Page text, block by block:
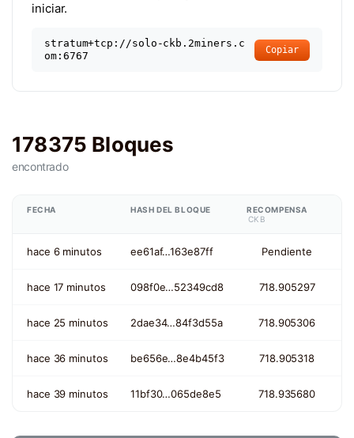
iniciar.
stratum+tcp://solo-ckb.2miners.c
om:6767
Copiar
178375 Bloques
encontrado
FECHA HASH DEL BLOQUE
RECOMPENSA
CKB
hace 6 minutos ee61af…163e87ff Pendiente
hace 17 minutos 098f0e…52349cd8 718.905297
hace 25 minutos 2dae34…84f3d55a 718.905306
hace 36 minutos be656e…8e4b45f3 718.905318
hace 39 minutos 11bf30…065de8e5 718.935680